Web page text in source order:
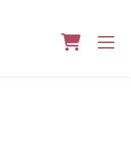
Warenkorb